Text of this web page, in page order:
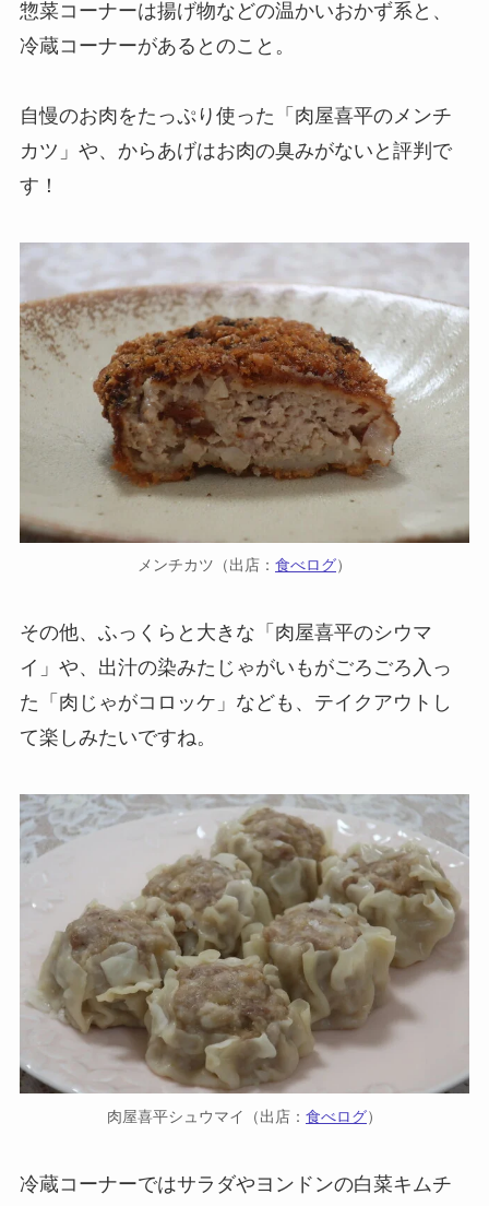
惣菜コーナーは揚げ物などの温かいおかず系と、
冷蔵コーナーがあるとのこと。
自慢のお肉をたっぷり使った「肉屋喜平のメンチ
カツ」や、からあげはお肉の臭みがないと評判で
す！
メンチカツ（出店： 食べログ）
その他、ふっくらと大きな「肉屋喜平のシウマ
イ」や、出汁の染みたじゃがいもがごろごろ入っ
た「肉じゃがコロッケ」なども、テイクアウトし
て楽しみたいですね。
肉屋喜平シュウマイ（出店： 食べログ）
冷蔵コーナーではサラダやヨンドンの白菜キムチ